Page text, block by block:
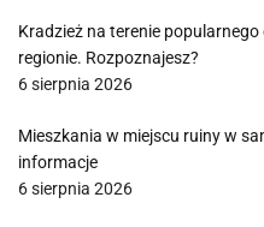
Kradzież na terenie
regionie. Rozpoznajesz?
6 sierpnia 2026
Mieszkania w miejscu ruiny w
informacje
6 sierpnia 2026